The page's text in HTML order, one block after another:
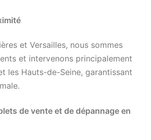
et Versailles, nous sommes
et intervenons principalement
les Hauts-de-Seine, garantissant
de vente et de dépannage en